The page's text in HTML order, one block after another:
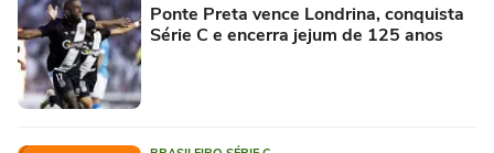
Ponte Preta vence Londrina, conquista
Série C e encerra jejum de 125 anos